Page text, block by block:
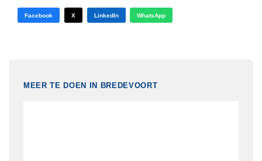
Facebook X LinkedIn WhatsApp
MEER TE DOEN IN BREDEVOORT